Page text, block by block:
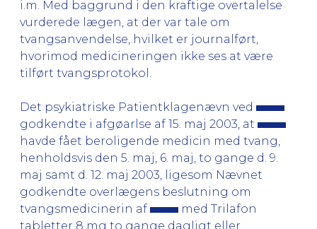
i.m. Med baggrund i den kraftige overtalelse
vurderede lægen, at der var tale om
tvangsanvendelse, hvilket er journalført,
hvorimod medicineringen ikke ses at være
tilført tvangsprotokol.
Det psykiatriske Patientklagenævn ved
godkendte i afgøarlse af 15. maj 2003, at
havde fået beroligende medicin med tvang,
henholdsvis den 5. maj, 6. maj, to gange d. 9.
maj samt d. 12. maj 2003, ligesom Nævnet
godkendte overlægens beslutning om
tvangsmedicinerin af
med Trilafon
tabletter 8 mg to gange dagligt eller